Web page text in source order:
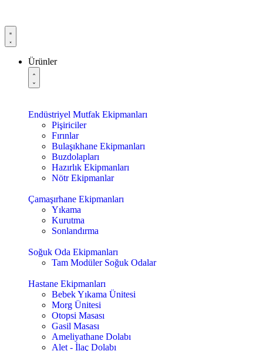
Ürünler
Endüstriyel Mutfak Ekipmanları
Pişiriciler
Fırınlar
Bulaşıkhane Ekipmanları
Buzdolapları
Hazırlık Ekipmanları
Nötr Ekipmanlar
Çamaşırhane Ekipmanları
Yıkama
Kurutma
Sonlandırma
Soğuk Oda Ekipmanları
Tam Modüler Soğuk Odalar
Hastane Ekipmanları
Bebek Yıkama Ünitesi
Morg Ünitesi
Otopsi Masası
Gasil Masası
Ameliyathane Dolabı
Alet - İlaç Dolabı